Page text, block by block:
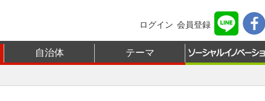
ログイン 会員登録
自治体 テーマ